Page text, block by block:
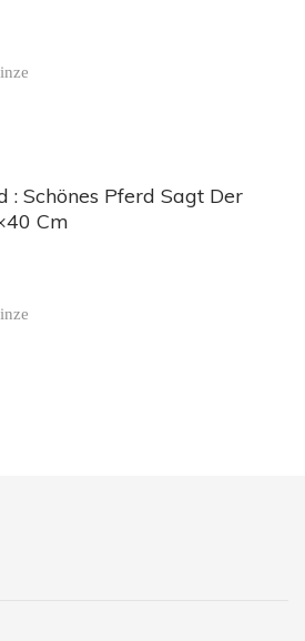
: Schönes Pferd Sagt Der
Cm